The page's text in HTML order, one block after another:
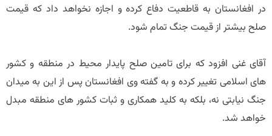
در افغانستان به قاطعیت دفاع کرده و اجازه نخواهد داد که قیمت
صلح بیشتر از قیمت جنگ تمام شود.
آقای غنی افزود که برای تامین صلح پایدار محیط در منطقه و کشور
های اسلامی تغییر کرده و به گفته وی افغانستان پس از این به میدان
جنگ نیابتی نه، بلکه به کلید همکاری و ثبات کشور های منطقه مبدل
خواهد شد.